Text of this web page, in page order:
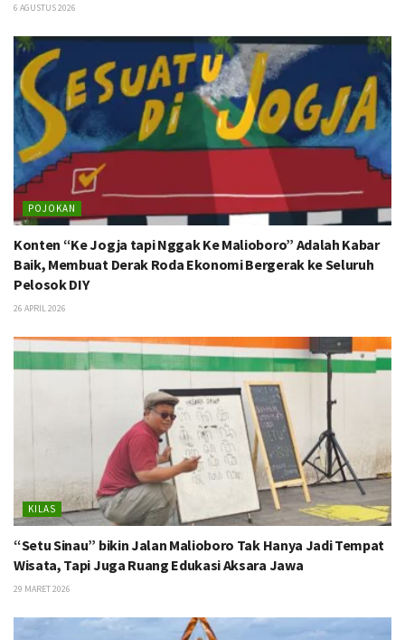
6 AGUSTUS 2026
POJOKAN
Konten “Ke Jogja tapi Nggak Ke Malioboro” Adalah Kabar
Baik, Membuat Derak Roda Ekonomi Bergerak ke Seluruh
Pelosok DIY
26 APRIL 2026
KILAS
“Setu Sinau” bikin Jalan Malioboro Tak Hanya Jadi Tempat
Wisata, Tapi Juga Ruang Edukasi Aksara Jawa
29 MARET 2026